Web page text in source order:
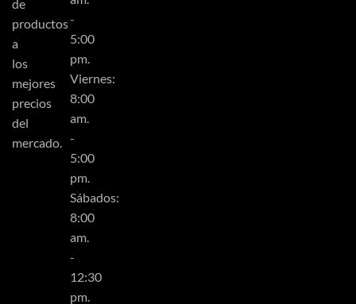
de
productos
a
los
mejores
precios
del
mercado.
-
5:00
pm.
Viernes:
8:00
am.
-
5:00
pm.
Sábados:
8:00
am.
-
12:30
pm.